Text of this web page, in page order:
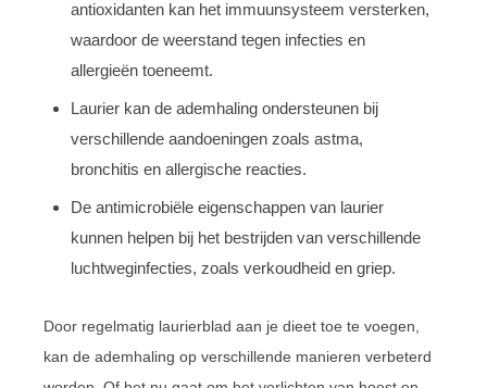
antioxidanten kan het immuunsysteem versterken,
waardoor de weerstand tegen infecties en
allergieën toeneemt.
Laurier kan de ademhaling ondersteunen bij
verschillende aandoeningen zoals astma,
bronchitis en allergische reacties.
De antimicrobiële eigenschappen van laurier
kunnen helpen bij het bestrijden van verschillende
luchtweginfecties, zoals verkoudheid en griep.
Door regelmatig laurierblad aan je dieet toe te voegen,
kan de ademhaling op verschillende manieren verbeterd